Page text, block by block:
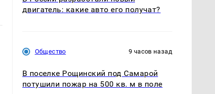
двигатель: какие авто его получат?
Общество 9 часов назад
В поселке Рощинский под Самарой
потушили пожар на 500 кв. м в поле